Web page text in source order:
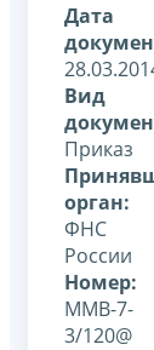
Дата
Вид
Приказ
орган:
ФНС
России
Номер:
ММВ-7-
3/120@